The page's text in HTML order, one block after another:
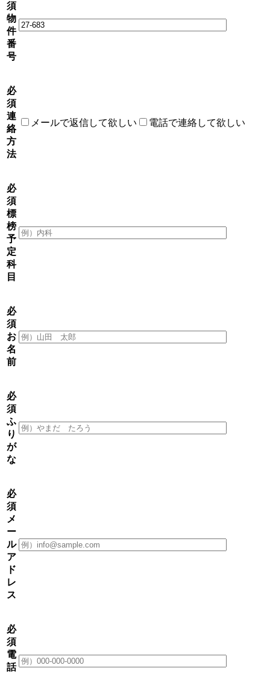
須
物
件
番
号
必
須
連
絡
方
法
メールで返信して欲しい 電話で連絡して欲しい
必
須
標
榜
予
定
科
目
必
須
お
名
前
必
須
ふ
り
が
な
必
須
メ
ー
ル
ア
ド
レ
ス
必
須
電
話